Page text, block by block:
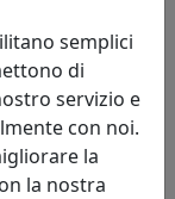
HOME, COLORE
semplici
di
servizio e
con noi.
la
la nostra